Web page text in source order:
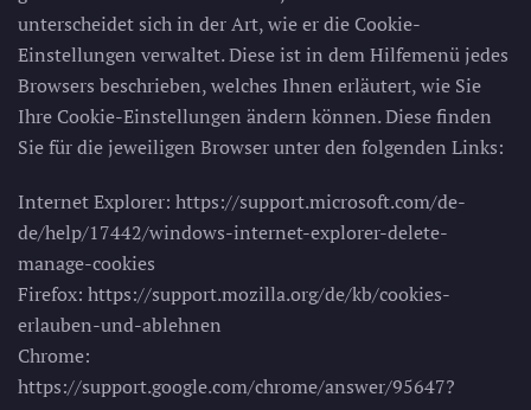
unterscheidet sich in der Art, wie er die Cookie-
Einstellungen verwaltet. Diese ist in dem Hilfemenü jedes
Browsers beschrieben, welches Ihnen erläutert, wie Sie
Ihre Cookie-Einstellungen ändern können. Diese finden
Sie für die jeweiligen Browser unter den folgenden Links:
Internet Explorer: https://support.microsoft.com/de-
de/help/17442/windows-internet-explorer-delete-
manage-cookies
Firefox: https://support.mozilla.org/de/kb/cookies-
erlauben-und-ablehnen
Chrome:
https://support.google.com/chrome/answer/95647?